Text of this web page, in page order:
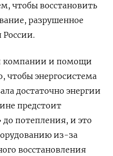
чтобы восстановить
разрушенное
России.
компании и помощи
чтобы энергосистема
достаточно энергии
предстоит
до потепления, и это
из-за
восстановления